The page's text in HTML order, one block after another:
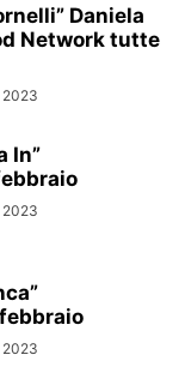
Daniela
Network tutte
2023
In”
2023
2023